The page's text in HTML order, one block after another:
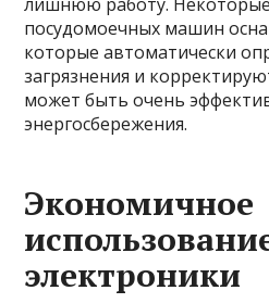
посудомоечных машин
которые автоматически
загрязнения и
может быть очень
энергосбережения.
Экономичное
электроники